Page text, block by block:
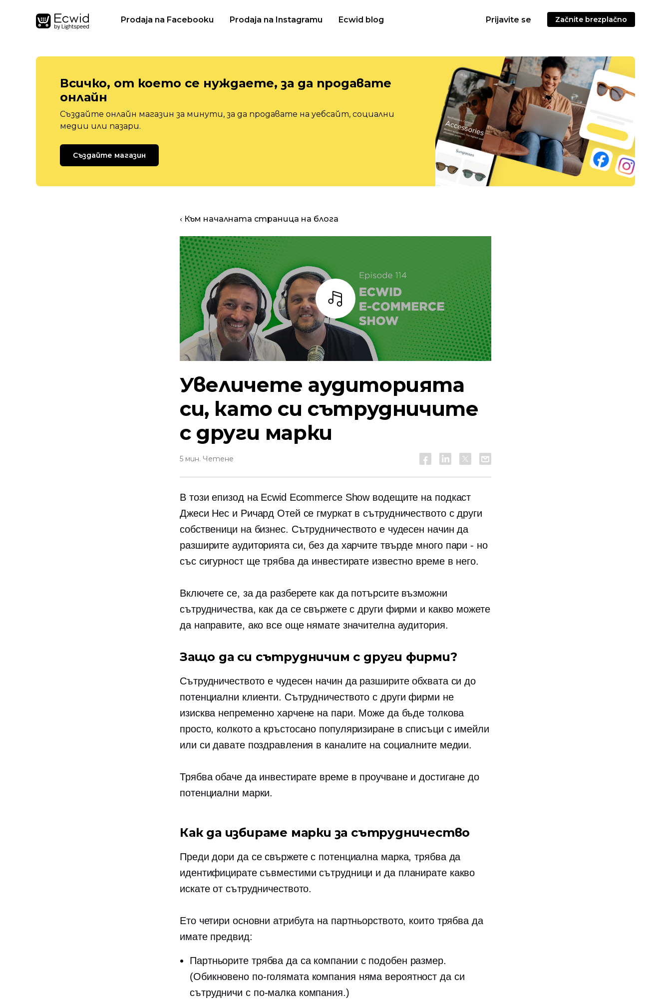
Prodaja na Facebooku Prodaja na Instagramu Ecwid blog Prijavite se Začnite brezplačno
Всичко, от което се нуждаете, за да продавате
онлайн
Създайте онлайн магазин за минути, за да продавате на уебсайт, социални
медии или пазари.
Създайте магазин
‹ Към началната страница на блога
Слушай
Увеличете аудиторията
си, като си сътрудничите
с други марки
5 мин. Четене
В този епизод на Ecwid Ecommerce Show водещите на подкаст
Джеси Нес и Ричард Отей се гмуркат в сътрудничеството с други
собственици на бизнес. Сътрудничеството е чудесен начин да
разширите аудиторията си, без да харчите твърде много пари - но
със сигурност ще трябва да инвестирате известно време в него.
Включете се, за да разберете как да потърсите възможни
сътрудничества, как да се свържете с други фирми и какво можете
да направите, ако все още нямате значителна аудитория.
Защо да си сътрудничим с други фирми?
Сътрудничеството е чудесен начин да разширите обхвата си до
потенциални клиенти. Сътрудничеството с други фирми не
изисква непременно харчене на пари. Може да бъде толкова
просто, колкото a кръстосано популяризиранев списъци с имейли
или си давате поздравления в каналите на социалните медии.
Трябва обаче да инвестирате време в проучване и достигане до
потенциални марки.
Как да избираме марки за сътрудничество
Преди дори да се свържете с потенциална марка, трябва да
идентифицирате съвместими сътрудници и да планирате какво
искате от сътрудничеството.
Ето четири основни атрибута на партньорството, които трябва да
имате предвид:
Партньорите трябва да са компании с подобен размер.
(Обикновено по-голямата компания няма вероятност да си
сътрудничи с по-малка компания.)